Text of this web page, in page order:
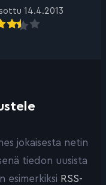
14.4.2013
jokaisesta netin
tiedon uusista
esimerkiksi RSS-